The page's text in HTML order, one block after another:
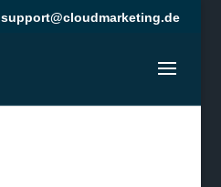
support@cloudmarketing.de